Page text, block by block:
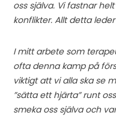
oss själva. Vi fastnar
konflikter. Allt detta
I mitt arbete som
ofta denna kamp på
viktigt att vi alla ska se
”sätta ett hjärta” runt
smeka oss själva och